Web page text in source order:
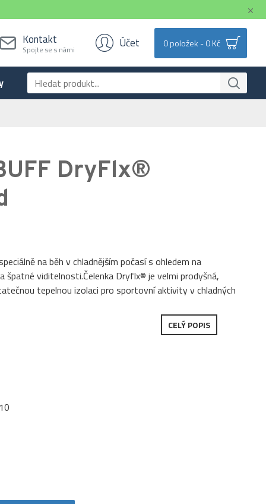
Kontakt
Spojte se s námi Účet 0 položek - 0 Kč
DryFlx®
na běh v chladnějším počasí s ohledem na
špatné viditelnosti.Čelenka Dryflx® je velmi prodyšná,
tepelnou izolaci pro sportovní aktivity v chladných
CELÝ POPIS